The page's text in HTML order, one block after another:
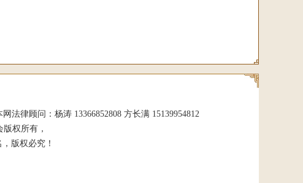
法律顾问：杨涛 13366852808 方长满 15139954812
权所有，
版权必究！